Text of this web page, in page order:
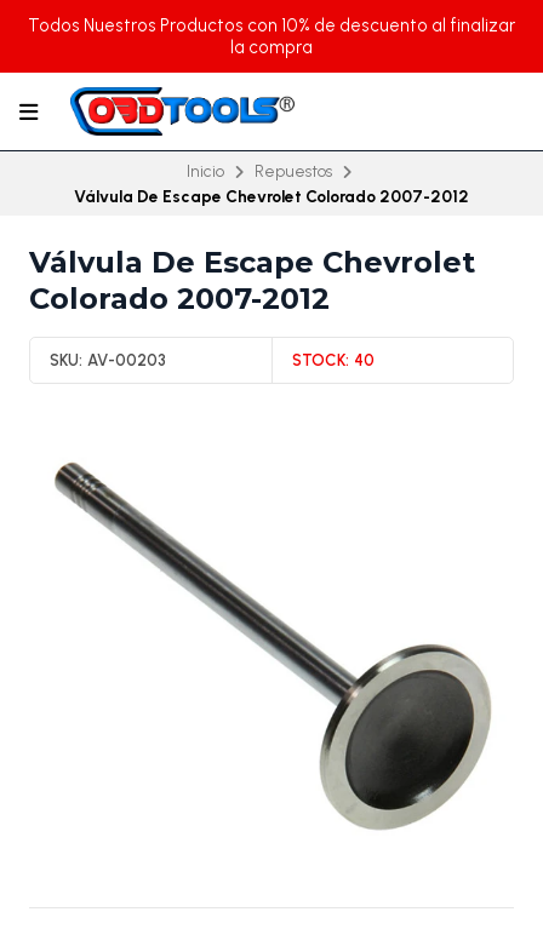
Todos Nuestros Productos con 10% de descuento al finalizar
la compra
Inicio
Repuestos
Válvula De Escape Chevrolet Colorado 2007-2012
Válvula De Escape Chevrolet
Colorado 2007-2012
SKU: AV-00203 STOCK: 40